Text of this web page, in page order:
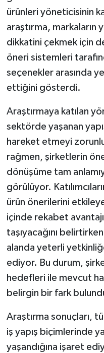
ürünleri yöneticisinin
araştırma, markaların
dikkatini çekmek için
öneri sistemleri
seçenekler arasında
ettiğini gösterdi.
Araştırmaya katılan
sektörde yaşanan
hareket etmeyi zorunlu
rağmen, şirketlerin
dönüşüme tam
görülüyor.
ürün önerilerini
içinde rekabet
taşıyacağını
alanda yeterli
ediyor. Bu durum,
hedefleri ile mevcut
belirgin bir fark
Araştırma sonuçları,
iş yapış biçimlerinde
yaşandığına işaret